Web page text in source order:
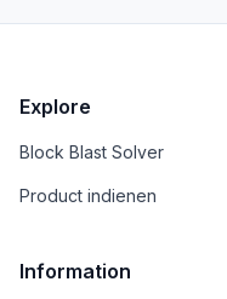
Explore
Block Blast Solver
Product indienen
Information